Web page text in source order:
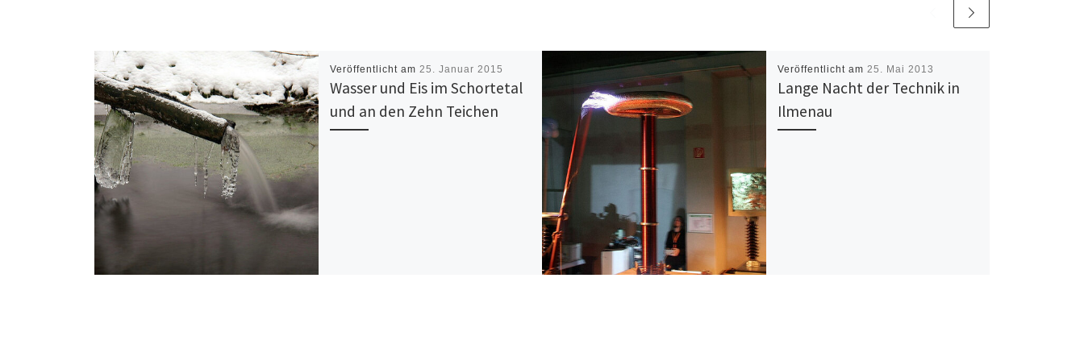
Veröffentlicht am 25. Januar 2015
Wasser und Eis im Schortetal
und an den Zehn Teichen
Veröffentlicht am 25. Mai 2013
Lange Nacht der Technik in
Ilmenau